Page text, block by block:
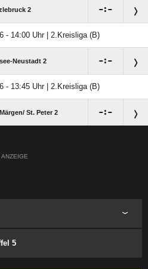
2 :
- 14:00 Uhr | 2.Kreisliga (B)
Neustadt 2 :
- 13:45 Uhr | 2.Kreisliga (B)
St. Peter 2 :
ANZEIGE
5